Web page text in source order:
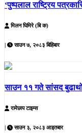
‘पुष्पलाल राष्ट्रिय
मिलन घिमिरे (बि क)
| साउन ७, २०८३ बिहिबार
साउन ११ गते सांसद
रामेछाप टाइम्स
साउन ३, २०८३ आइतबार